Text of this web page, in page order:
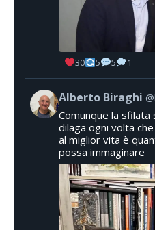
30 5 5 1
Alberto Biraghi
Comunque la
dilaga ogni volta
al miglior vita è
possa immaginare